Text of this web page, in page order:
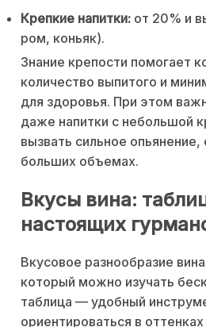
Крепкие напитки: от 20% и
ром, коньяк).
Знание крепости помогает
количество выпитого и
для здоровья. При этом
даже напитки с небольшой
вызвать сильное опьянение,
больших объемах.
Вкусы вина:
настоящих
Вкусовое разнообразие
который можно изучать
таблица — удобный
ориентироваться в